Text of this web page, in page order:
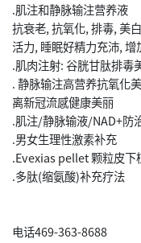
.肌注和静脉输注营养液
抗衰老, 抗氧化, 排毒, 美
活力, 睡眠好精力充沛,
.肌肉注射: 谷胱甘肽排
. 静脉输注高营养抗氧化
离新冠流感健康美丽
.肌注/静脉输液/NAD+防
.男女生理性激素补充
.Evexias pellet 颗粒皮下
.多肽(缩氨酸)补充疗法
电话469-363-8688